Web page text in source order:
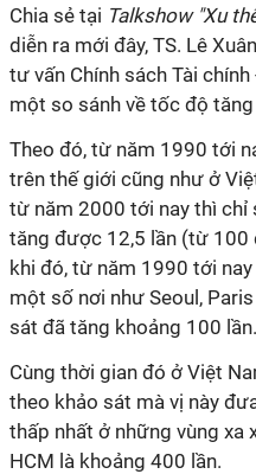
Chia sẻ tại Talkshow "Xu
diễn ra mới đây, TS. Lê
tư vấn Chính sách Tài
một so sánh về tốc độ
Theo đó, từ năm 1990 tới
trên thế giới cũng như ở
từ năm 2000 tới nay thì chỉ
tăng được 12,5 lần (từ 100
khi đó, từ năm 1990 tới
một số nơi như Seoul,
sát đã tăng khoảng 100 lần.
Cùng thời gian đó ở Việt
theo khảo sát mà vị này
thấp nhất ở những vùng xa
HCM là khoảng 400 lần.